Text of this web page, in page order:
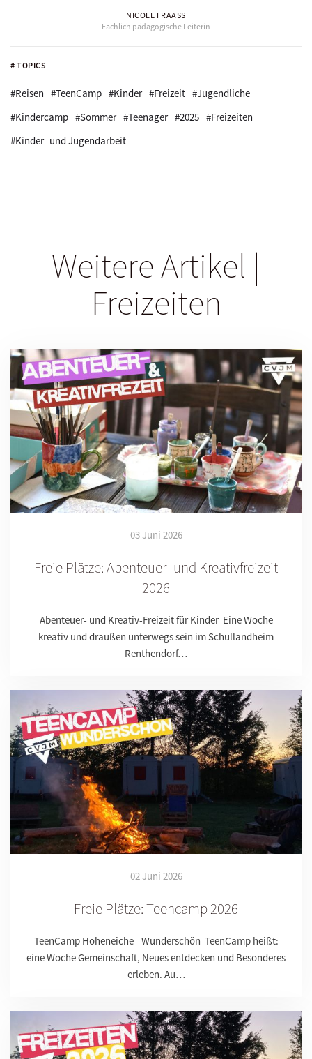
# TOPICS
#Reisen #TeenCamp #Kinder #Freizeit #Jugendliche
#Kindercamp #Sommer #Teenager #2025 #Freizeiten
#Kinder- und Jugendarbeit
NICOLE FRAASS
Fachlich pädagogische Leiterin
Weitere Artikel |
Freizeiten
03 Juni 2026
Freie Plätze: Abenteuer- und Kreativfreizeit
2026
Abenteuer- und Kreativ-Freizeit für Kinder Eine Woche
kreativ und draußen unterwegs sein im Schullandheim
Renthendorf…
02 Juni 2026
Freie Plätze: Teencamp 2026
TeenCamp Hoheneiche - Wunderschön TeenCamp heißt:
eine Woche Gemeinschaft, Neues entdecken und Besonderes
erleben. Au…